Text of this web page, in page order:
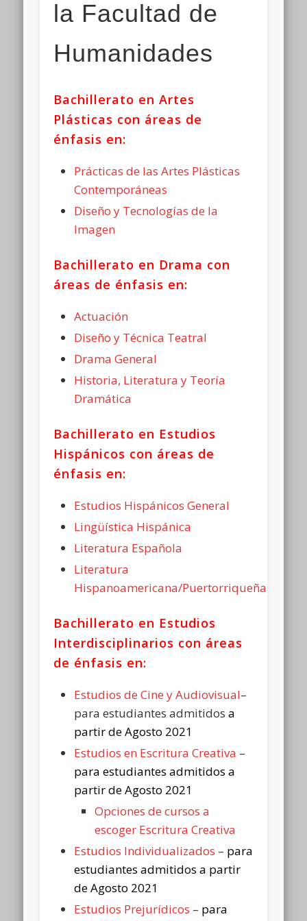
la Facultad de
Humanidades
Bachillerato en Artes
Plásticas con áreas de
énfasis en:
Prácticas de las Artes Plásticas
Contemporáneas
Diseño y Tecnologías de la
Imagen
Bachillerato en Drama con
áreas de énfasis en:
Actuación
Diseño y Técnica Teatral
Drama General
Historia, Literatura y Teoría
Dramática
Bachillerato en Estudios
Hispánicos con áreas de
énfasis en:
Estudios Hispánicos General
Lingüística Hispánica
Literatura Española
Literatura
Hispanoamericana/Puertorriqueña
Bachillerato en Estudios
Interdisciplinarios con áreas
de énfasis en:
Estudios de Cine y Audiovisual–
para estudiantes admitidosa
partir de Agosto 2021
Estudios en Escritura Creativa –
para estudiantes admitidos a
partir de Agosto 2021
Opciones de cursos a
escoger Escritura Creativa
Estudios Individualizados – para
estudiantes admitidos a partir
de Agosto 2021
Estudios Prejurídicos – para